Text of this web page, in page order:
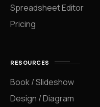
Spreadsheet Editor
Pricing
RESOURCES
Book / Slideshow
Design / Diagram